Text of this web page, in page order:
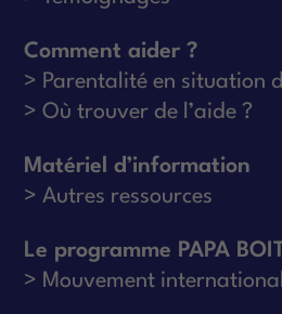
Comment aider ?
Parentalité en situation
Où trouver de l’aide ?
Matériel d’information
Autres ressources
Le programme PAPA
Mouvement international